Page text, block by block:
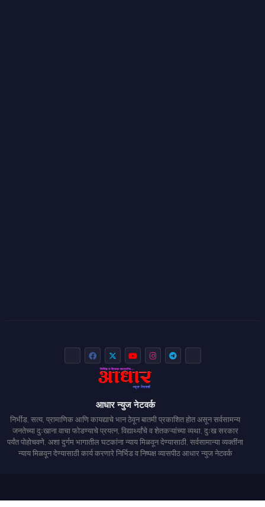
आधार न्युज नेटवर्क
निर्भीड, सत्य, प्रामाणिक आणि कायद्याचे भान ठेवून बातमी प्रकाशित होत असून सर्वसामन्य
जनतेच्या दुःखाना वाचा फोडण्याचे प्रयत्न, विद्यार्थ्यांचे व शेतकऱ्यांच्या व्यथा, दुःख सरकार
पर्यंत पोहोचवणे, अशा दुर्गम भागातील घटकांना न्याय मिळवून देण्यासाठी, सर्वसामान्या व्यक्तींना
न्याय मिळवून देण्यासाठी कार्य करणारे निर्भिड व निष्पक्ष व्यासपीठ आधार न्युज नेटवर्क
Home